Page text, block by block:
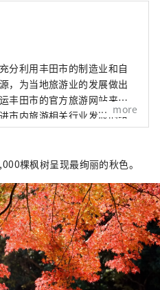
分利用丰田市的制造业和自
，为当地旅游业的发展做出
丰田市的官方旅游网站来传
市内旅游相关行业发展的组
红叶胜地香岚溪为首，到东
及展示日本当代著名艺术作
一个充满魅力的城市，拥有
和迷人的观光景点，欢迎旅
访。 为了让丰田市在未来继
的首选城市，我们正在努力
魅力，发掘及提升旅游资
旅游业发展作出贡献。
more
棵枫树呈现最绚丽的秋色。